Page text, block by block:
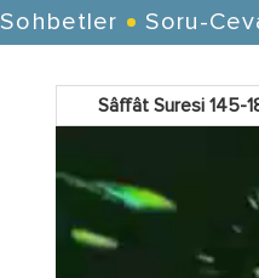
Sohbetler Soru-
Sâffât Suresi 145-